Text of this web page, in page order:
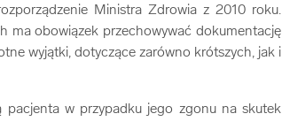
Ministra Zdrowia z 2010 roku.
ma obowiązek przechowywać dokumentację
wyjątki, dotyczące zarówno krótszych, jak i
w przypadku jego zgonu na skutek